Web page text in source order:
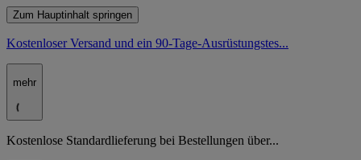
Zum Hauptinhalt springen
Kostenloser Versand und ein 90-Tage-Ausrüstungstes...
mehr
Kostenlose Standardlieferung bei Bestellungen über...